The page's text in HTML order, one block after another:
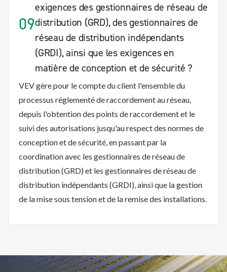
09
exigences des gestionnaires de réseau de
distribution (GRD), des gestionnaires de
réseau de distribution indépendants
(GRDI), ainsi que les exigences en
matière de conception et de sécurité ?
VEV gère pour le compte du client l'ensemble du
processus réglementé de raccordement au réseau,
depuis l'obtention des points de raccordement et le
suivi des autorisations jusqu'au respect des normes de
conception et de sécurité, en passant par la
coordination avec les gestionnaires de réseau de
distribution (GRD) et les gestionnaires de réseau de
distribution indépendants (GRDI), ainsi que la gestion
de la mise sous tension et de la remise des installations.